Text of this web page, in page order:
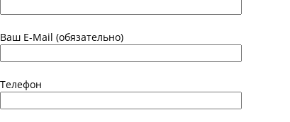
Ваш E-Mail (обязательно)
Телефон